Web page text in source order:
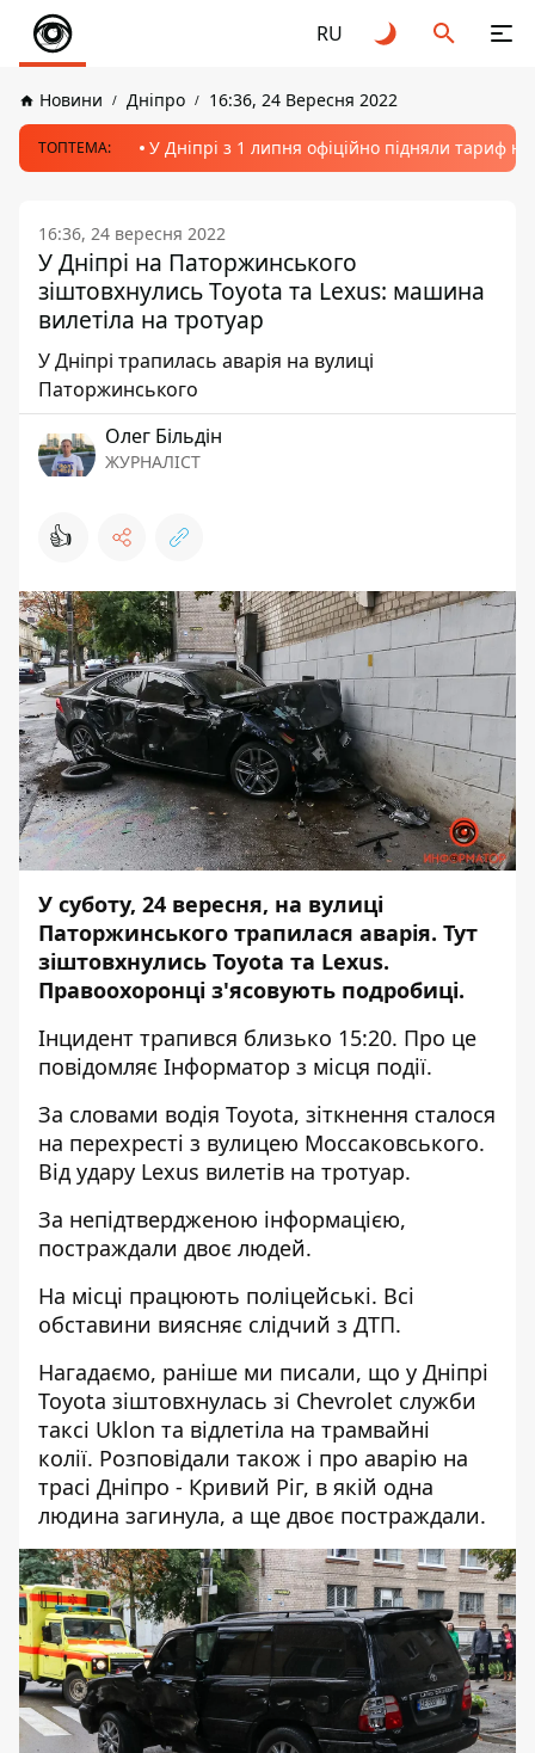
RU
Новини Дніпро 16:36, 24 Вересня 2022
ТОПТЕМА: У Дніпрі з 1 липня офіційно підняли тариф
16:36, 24 вересня 2022
У Дніпрі на Паторжинського
зіштовхнулись Toyota та Lexus: машина
вилетіла на тротуар
У Дніпрі трапилась аварія на вулиці
Паторжинського
Олег Більдін
ЖУРНАЛІСТ
👍
У суботу, 24 вересня, на вулиці
Паторжинського трапилася аварія. Тут
зіштовхнулись Toyota та Lexus.
Правоохоронці з'ясовують подробиці.
Інцидент трапився близько 15:20. Про це
повідомляє Інформатор з місця події.
За словами водія Toyota, зіткнення сталося
на перехресті з вулицею Моссаковського.
Від удару Lexus вилетів на тротуар.
За непідтвердженою інформацією,
постраждали двоє людей.
На місці працюють поліцейські. Всі
обставини виясняє слідчий з ДТП.
Нагадаємо, раніше ми писали, що у Дніпрі
Toyota зіштовхнулась зі Chevrolet служби
таксі Uklon та відлетіла на трамвайні
колії. Розповідали також і про аварію на
трасі Дніпро - Кривий Ріг, в якій одна
людина загинула, а ще двоє постраждали.